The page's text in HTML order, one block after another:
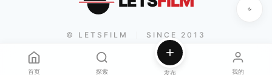
© LETSFILM SINCE 2013
首页 探索 发布 我的